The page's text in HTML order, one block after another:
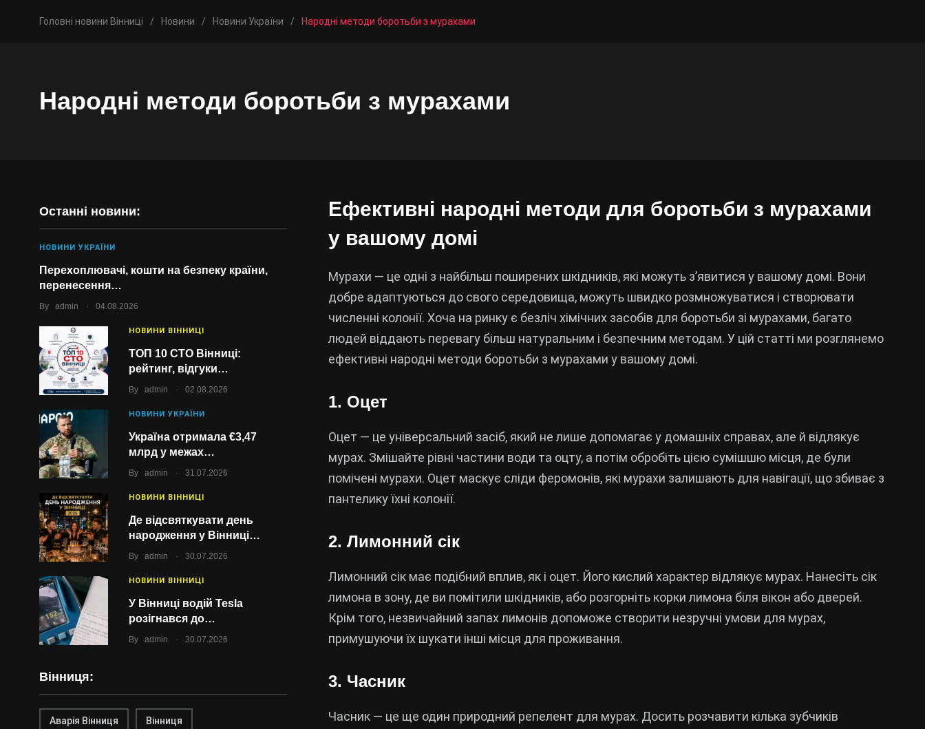
Головні новини Вінниці / Новини / Новини України / Народні методи боротьби з мурахами
Народні методи боротьби з мурахами
Останні новини:
НОВИНИ УКРАЇНИ
Перехоплювачі, кошти на безпеку країни,
перенесення…
By admin . 04.08.2026
НОВИНИ ВІННИЦІ
ТОП 10 СТО Вінниці:
рейтинг, відгуки…
By admin . 02.08.2026
НОВИНИ УКРАЇНИ
Україна отримала €3,47
млрд у межах…
By admin . 31.07.2026
НОВИНИ ВІННИЦІ
Де відсвяткувати день
народження у Вінниці…
By admin . 30.07.2026
НОВИНИ ВІННИЦІ
У Вінниці водій Tesla
розігнався до…
By admin . 30.07.2026
Вінниця:
Аварія Вінниця Вінниця
Ефективні народні методи для боротьби з мурахами
у вашому домі
Мурахи — це одні з найбільш поширених шкідників, які можуть з’явитися у вашому домі. Вони
добре адаптуються до свого середовища, можуть швидко розмножуватися і створювати
численні колонії. Хоча на ринку є безліч хімічних засобів для боротьби зі мурахами, багато
людей віддають перевагу більш натуральним і безпечним методам. У цій статті ми розглянемо
ефективні народні методи боротьби з мурахами у вашому домі.
1. Оцет
Оцет — це універсальний засіб, який не лише допомагає у домашніх справах, але й відлякує
мурах. Змішайте рівні частини води та оцту, а потім обробіть цією сумішшю місця, де були
помічені мурахи. Оцет маскує сліди феромонів, які мурахи залишають для навігації, що збиває з
пантелику їхні колонії.
2. Лимонний сік
Лимонний сік має подібний вплив, як і оцет. Його кислий характер відлякує мурах. Нанесіть сік
лимона в зону, де ви помітили шкідників, або розгорніть корки лимона біля вікон або дверей.
Крім того, незвичайний запах лимонів допоможе створити незручні умови для мурах,
примушуючи їх шукати інші місця для проживання.
3. Часник
Часник — це ще один природний репелент для мурах. Досить розчавити кілька зубчиків